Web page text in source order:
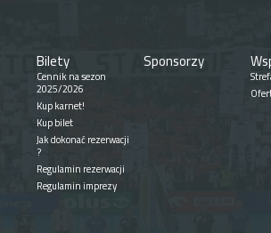
Bilety
Cennik na sezon
2025/2026
Kup karnet!
Kup bilet
Jak dokonać rezerwacji
?
Regulamin rezerwacji
Regulamin imprezy
Sponsorzy